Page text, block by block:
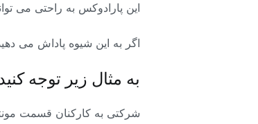
این پارادوکس به راحتی می
اگر به این شیوه پاداش می
به مثال زیر توجه
شرکتی به کارکنان قسمت